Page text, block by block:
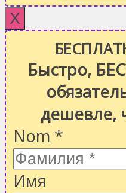
X
Быстро,
дешевле,
Nom *
Имя